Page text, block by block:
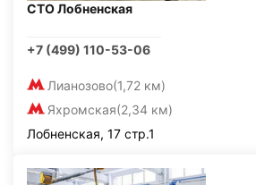
СТО Лобненская
+7 (499) 110-53-06
Лианозово(1,72 км)
Яхромская(2,34 км)
Лобненская, 17 стр.1